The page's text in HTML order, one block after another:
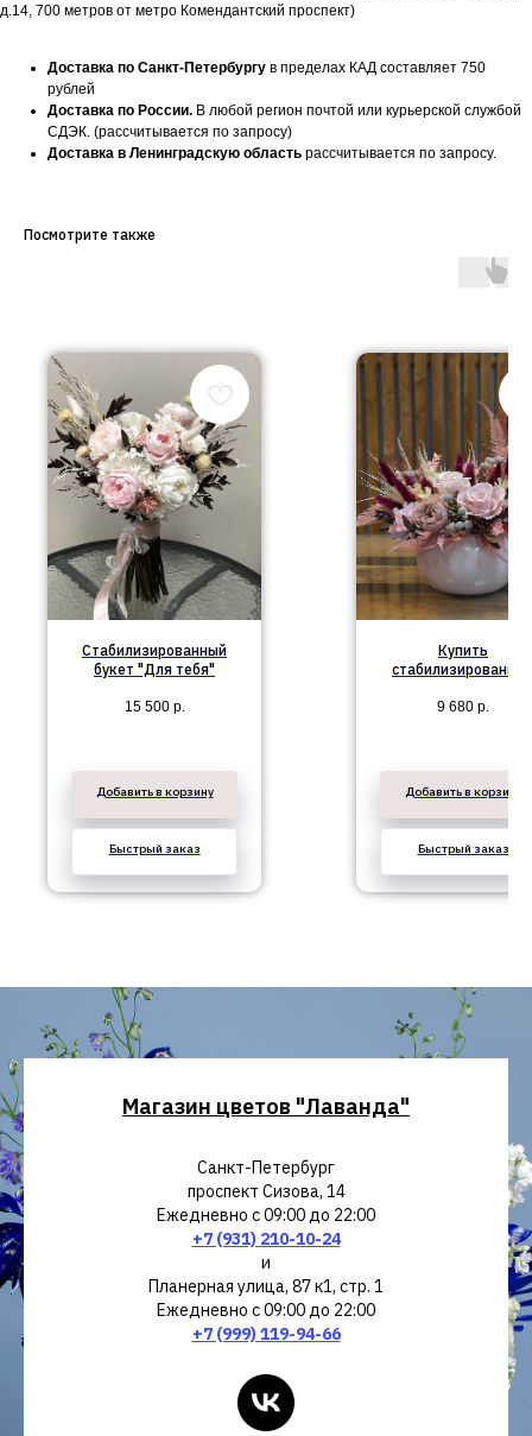
д.14, 700 метров от метро Комендантский проспект)
Доставка по Санкт-Петербургу в пределах КАД составляет 750
рублей
Доставка по России. В любой регион почтой или курьерской службой
СДЭК. (рассчитывается по запросу)
Доставка в Ленинградскую область рассчитывается по запросу.
Посмотрите также
Стабилизированный
букет "Для тебя"
15 500 р.
Добавить в корзину
Быстрый заказ
Купить
СПб
9 680 р.
Добавить в корзину
Быстрый заказ
Магазин цветов "Лаванда"
Санкт-Петербург
проспект Сизова, 14
Ежедневно с 09:00 до 22:00
+7 (931) 210-10-24
и
Планерная улица, 87 к1, стр. 1
Ежедневно с 09:00 до 22:00
+7 (999) 119-94-66